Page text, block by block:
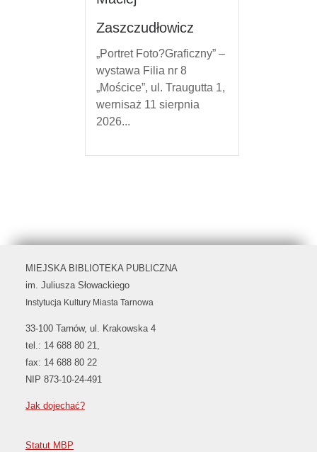
Zaszczudłowicz
„Portret Foto?Graficzny” –
wystawa Filia nr 8
„Mościce”, ul. Traugutta 1,
wernisaż 11 sierpnia
2026...
MIEJSKA BIBLIOTEKA PUBLICZNA
im. Juliusza Słowackiego
Instytucja Kultury Miasta Tarnowa
33-100 Tarnów, ul. Krakowska 4
tel.: 14 688 80 21,
fax: 14 688 80 22
NIP 873-10-24-491
Jak dojechać?
Statut MBP